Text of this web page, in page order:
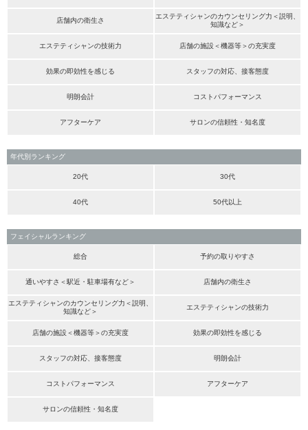
店舗内の衛生さ
エステティシャンのカウンセリング力＜説明、
知識など＞
エステティシャンの技術力 店舗の施設＜機器等＞の充実度
効果の即効性を感じる スタッフの対応、接客態度
明朗会計 コストパフォーマンス
アフターケア サロンの信頼性・知名度
年代別ランキング
20代 30代
40代 50代以上
フェイシャルランキング
総合 予約の取りやすさ
通いやすさ＜駅近・駐車場有など＞ 店舗内の衛生さ
エステティシャンのカウンセリング力＜説明、
知識など＞
エステティシャンの技術力
店舗の施設＜機器等＞の充実度 効果の即効性を感じる
スタッフの対応、接客態度 明朗会計
コストパフォーマンス アフターケア
サロンの信頼性・知名度